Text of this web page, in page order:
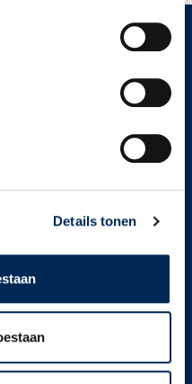
Details tonen
Onze vestigingen
NIEUWSBRIEF!
werkgeversverplichtingen in
het Verenigd Koninkrijk en